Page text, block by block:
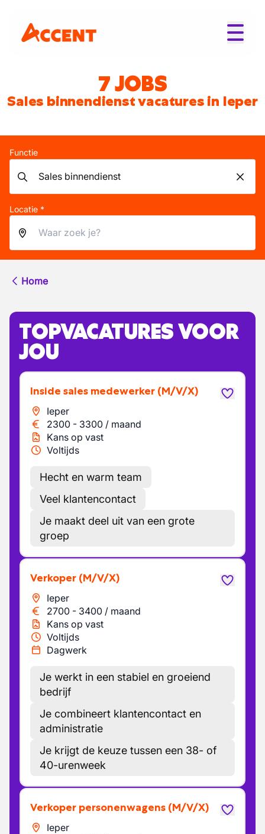
7 JOBS
Sales binnendienst vacatures in Ieper
Functie
Locatie *
Home
TOPVACATURES VOOR
JOU
Inside sales medewerker (M/V/X)
Ieper
2300 - 3300 / maand
Kans op vast
Voltijds
Hecht en warm team
Veel klantencontact
Je maakt deel uit van een grote
groep
Verkoper (M/V/X)
Ieper
2700 - 3400 / maand
Kans op vast
Voltijds
Dagwerk
Je werkt in een stabiel en groeiend
bedrijf
Je combineert klantencontact en
administratie
Je krijgt de keuze tussen een 38- of
40-urenweek
Verkoper personenwagens (M/V/X)
Ieper